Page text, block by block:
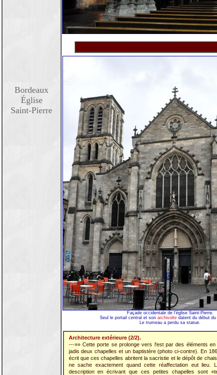
Bordeaux
Église
Saint-Pierre
Façade occidentale de l'église Saint-Pierre.
Seul le portail central et son archivolte datent du début
Le trumeau a perdu sa statue.
Architecture extérieure (2/2).
---»» Cette porte se prolonge vers l'est par des éléments
jadis deux chapelles et un baptistère (photo ci-contre). En
écrit que ces chapelles abritent la sacristie et le dépôt de
ne sache exactement quand cette réaffectation eut lieu.
description en écrivant que ces petites chapelles sont